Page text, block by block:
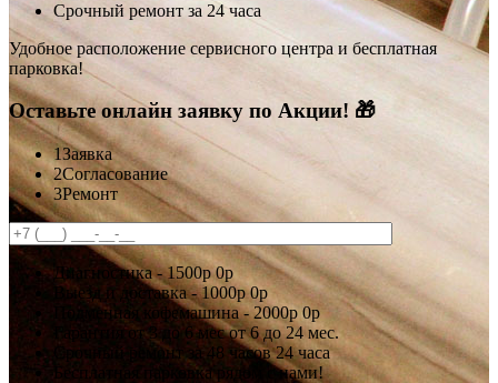
Срочный ремонт за 24 часа
Удобное расположение сервисного центра и бесплатная
парковка!
Оставьте онлайн заявку по Акции! 🎁
1Заявка
2Согласование
3Ремонт
Диагностика -1500р0р
Выезд и доставка -1000р0р
Подменная кофемашина -2000р0р
Гарантияот 3 до 6 месот 6 до 24 мес.
Срочный ремонт за 48 часов24 часа
Бесплатная парковка рядом с нами!